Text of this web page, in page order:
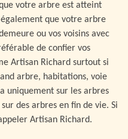
votre arbre est atteint
que votre arbre
ou vos voisins avec
de confier vos
Artisan Richard surtout si
arbre, habitations, voie
uniquement sur les arbres
des arbres en fin de vie. Si
Artisan Richard.